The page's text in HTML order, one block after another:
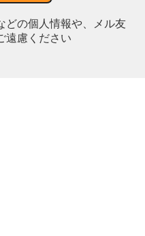
の個人情報や、メル友
遠慮ください